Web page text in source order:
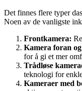
Det finnes flere typer
Noen av de vanligste
Frontkamera:
Kamera foran
for å gi et mer
Trådløse
teknologi for
Kameraer med